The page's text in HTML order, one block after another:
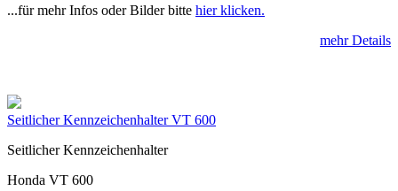
...für mehr Infos oder Bilder bitte hier klicken.
mehr Details
Seitlicher Kennzeichenhalter VT 600
Seitlicher Kennzeichenhalter
Honda VT 600